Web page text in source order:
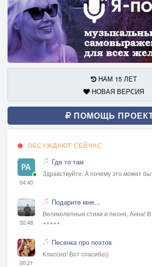
НАМ 15 ЛЕТ
НОВАЯ ВЕРСИЯ
ПОМОЩЬ
ОБСУЖДАЮТ СЕЙЧАС
04:40
Где то там
Здравствуйте. А почему это может
00:48
Подарите мне...
Великолепные стихи и песня, Анна!
+++++
00:21
Песенка про поэтов
Классно! Вот спасибо))